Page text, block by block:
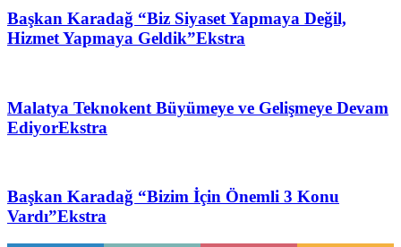
Başkan Karadağ “Biz Siyaset Yapmaya Değil,
Hizmet Yapmaya Geldik”Ekstra
Malatya Teknokent Büyümeye ve Gelişmeye Devam
EdiyorEkstra
Başkan Karadağ “Bizim İçin Önemli 3 Konu
Vardı”Ekstra